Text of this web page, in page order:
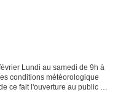
Lundi au samedi de 9h à
conditions météorologique
ce fait l'ouverture au public se